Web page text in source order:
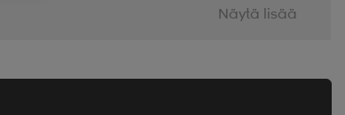
Näytä lisää